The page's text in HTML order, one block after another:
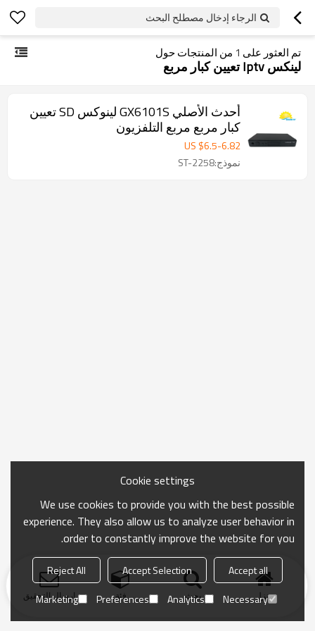
الرجاء إدخال مصطلح البحث
تم العثور على 1 من المنتجات حول
لينكس Iptv تعيين كبار مربع
أحدث الأصلي GX6101S لينوكس SD تعيين
كبار مربع مربع التلفزيون
US $6.5-6.82
نموذج:ST-2258
منزل بحث فئة ارسال التحقيق
Cookie settings
We use cookies to provide you with the best possible
experience. They also allow us to analyze user behavior in
order to constantly improve the website for you.
Accept all
Accept Selection
Reject All
Necessary
Analytics
Preferences
Marketing